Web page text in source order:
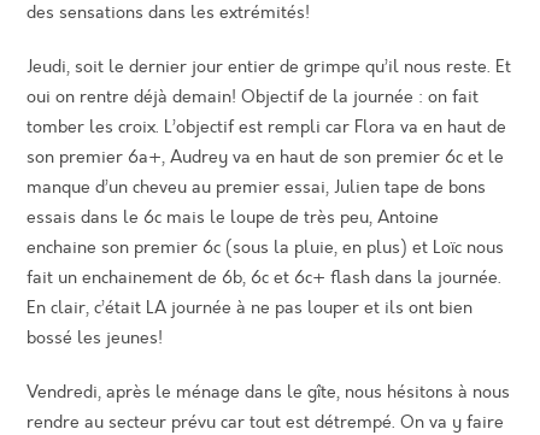
des sensations dans les extrémités!
Jeudi, soit le dernier jour entier de grimpe qu’il nous reste. Et
oui on rentre déjà demain! Objectif de la journée : on fait
tomber les croix. L’objectif est rempli car Flora va en haut de
son premier 6a+, Audrey va en haut de son premier 6c et le
manque d’un cheveu au premier essai, Julien tape de bons
essais dans le 6c mais le loupe de très peu, Antoine
enchaine son premier 6c (sous la pluie, en plus) et Loïc nous
fait un enchainement de 6b, 6c et 6c+ flash dans la journée.
En clair, c’était LA journée à ne pas louper et ils ont bien
bossé les jeunes!
Vendredi, après le ménage dans le gîte, nous hésitons à nous
rendre au secteur prévu car tout est détrempé. On va y faire